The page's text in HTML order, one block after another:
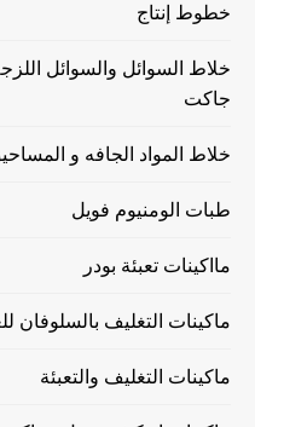
خطوط إنتاج
خلاط السوائل والسوائل
جاكت
خلاط المواد الجافه و
طبات الومنيوم فويل
مااكينات تعبئة بودر
ماكينات التغليف بالسلوفان
ماكينات التغليف والتعبئة